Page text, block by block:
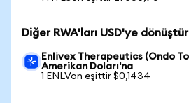
Diğer RWA'ları USD'ye dönüştür
Enlivex Therapeutics (Ondo
Amerikan Doları'na
1 ENLVon eşittir $0,1434